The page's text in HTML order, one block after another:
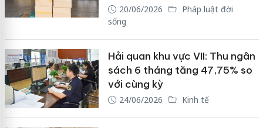
20/06/2026
Pháp luật đời
sống
Hải quan khu vực VII: Thu ngân
sách 6 tháng tăng 47,75% so
với cùng kỳ
24/06/2026 Kinh tế